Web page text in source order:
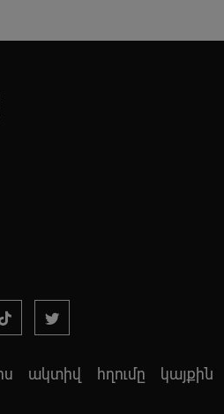
ակտիվ հղումը կայքին